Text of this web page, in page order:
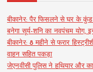
बीकानेर: पैर फिसलने से घर के कुंड
बनेगा सूर्य-शनि का नवपंचम योग,
बीकानेर: 8 महीने से फरार
वाहन सहित पकड़ा
जेएनवीसी पुलिस ने हथियार और